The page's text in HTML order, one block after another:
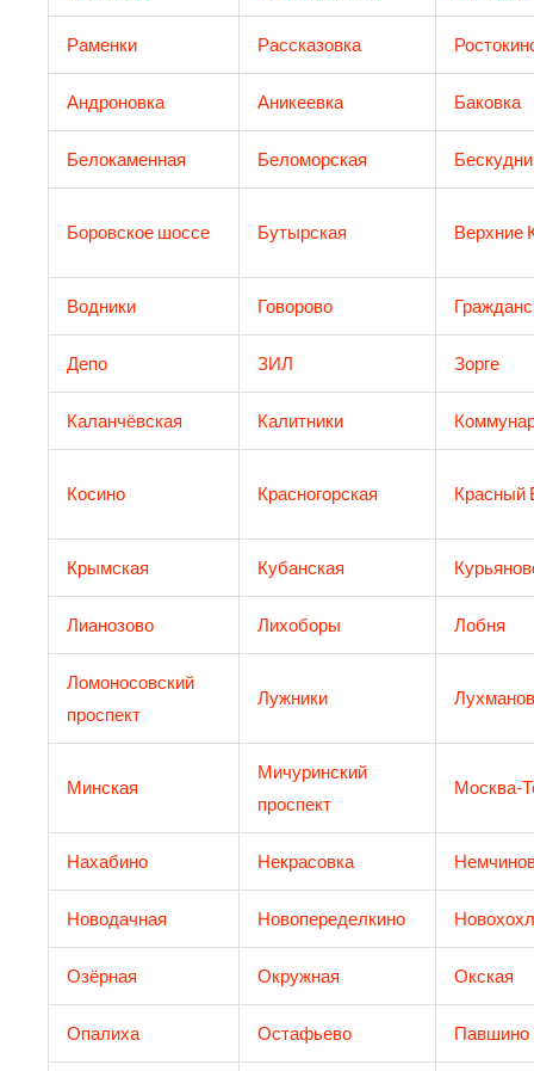
Раменки Рассказовка
Андроновка Аникеевка Баковка
Белокаменная Беломорская
Боровское шоссе Бутырская Верхние
Водники Говорово
Депо ЗИЛ Зорге
Каланчёвская Калитники
Косино Красногорская Красный
Крымская Кубанская
Лианозово Лихоборы Лобня
Ломоносовский
проспект
Лужники
Минская
Мичуринский
проспект
Москва-
Нахабино Некрасовка
Новодачная Новопеределкино
Озёрная Окружная Окская
Опалиха Остафьево Павшино